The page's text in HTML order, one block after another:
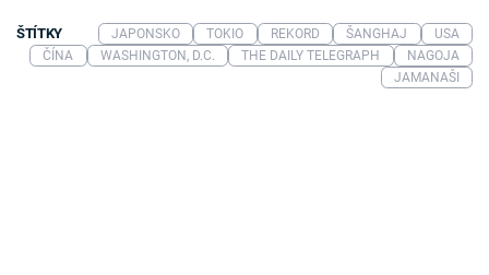
ŠTÍTKY JAPONSKO TOKIO REKORD ŠANGHAJ
USA
ČÍNA
WASHINGTON, D.C. THE DAILY TELEGRAPH
NAGOJA
JAMANAŠI